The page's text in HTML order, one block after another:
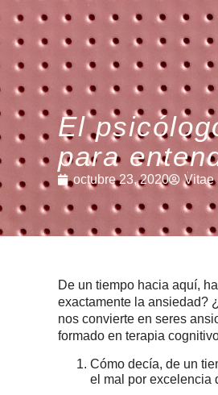
El
para
octubre 23, 2020 Vitae
De un tiempo hacia aquí,
exactamente la ansiedad?
nos convierte en seres
formado en terapia
Cómo decía, de un
el mal por excelencia